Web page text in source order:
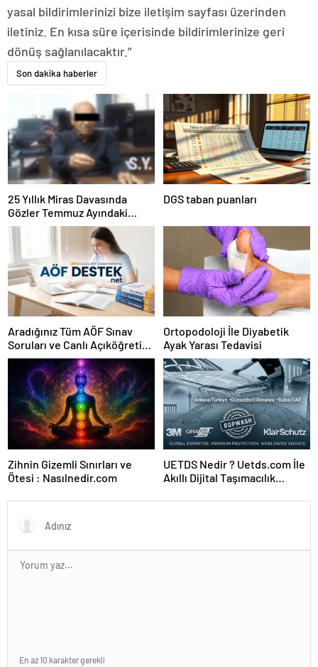
yasal bildirimlerinizi bize iletişim sayfası üzerinden
iletiniz. En kısa süre içerisinde bildirimlerinize geri
dönüş sağlanılacaktır.”
Son dakika haberler
25 Yıllık Miras Davasında
Gözler Temmuz Ayındaki
Karar Duruşmasına Çevrildi
DGS taban puanları
Aradığınız Tüm AÖF Sınav
Soruları ve Canlı Açıköğretim
Forumu Burada
Ortopodoloji İle Diyabetik
Ayak Yarası Tedavisi
Zihnin Gizemli Sınırları ve
Ötesi : Nasılnedir.com
UETDS Nedir ? Uetds.com İle
Akıllı Dijital Taşımacılık
En az 10 karakter gerekli